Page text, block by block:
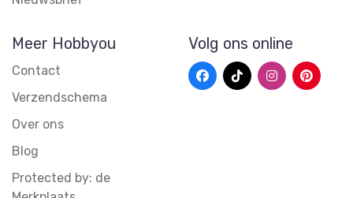
Meer Hobbyou
Contact
Verzendschema
Over ons
Blog
Protected by: de
Volg ons online